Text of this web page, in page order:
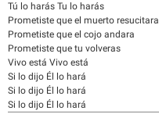
Tú lo harás Tu lo harás
Prometiste que el muerto resucitara
Prometiste que el cojo andara
Prometiste que tu volveras
Vivo está Vivo está
Si lo dijo Él lo hará
Si lo dijo Él lo hará
Si lo dijo Él lo hará